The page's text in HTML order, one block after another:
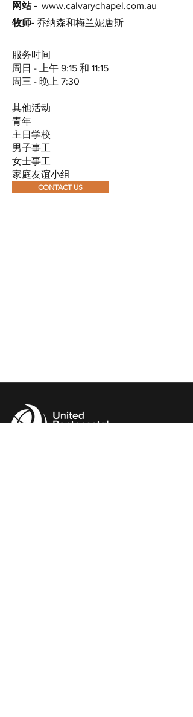
网站 - www.calvarychapel.com.au
牧师- 乔纳森和梅兰妮唐斯
服务时间
周日 - 上午 9:15 和 11:15
周三 - 晚上 7:30
其他活动
青年
主日学校
男子事工
女士事工
家庭友谊小组
CONTACT US